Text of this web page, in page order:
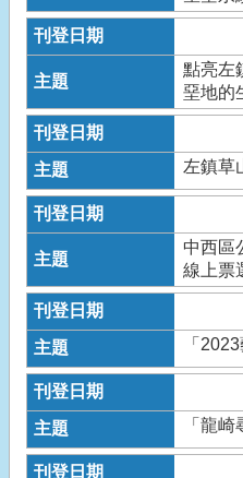
點亮左
堊地的
左鎮草
中西區
線上票
「
「龍